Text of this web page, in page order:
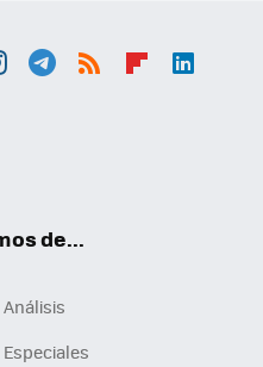
de...
Análisis
Especiales